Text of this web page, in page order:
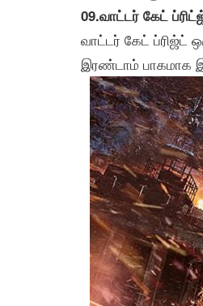
09.வாட்டர் கேட்
வாட்டர் கேட் ப்ரிஜ்ட்
இரண்டாம் பாகமாக